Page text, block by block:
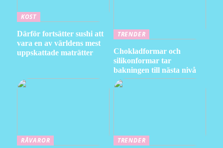
KOST
Därför fortsätter sushi att
vara en av världens mest
uppskattade maträtter
TRENDER
Chokladformar och
silikonformar tar
bakningen till nästa nivå
RÅVAROR
TRENDER